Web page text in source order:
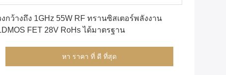
งกว้างถึง 1GHz 55W RF ทรานซิสเตอร์พลังงาน
FET 28V RoHs ได้มาตรฐาน
หา ราคา ที่ ดี ที่สุด